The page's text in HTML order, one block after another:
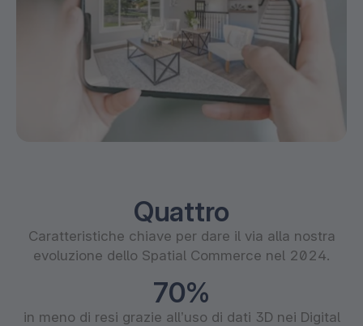
Quattro
Caratteristiche chiave per dare il via alla nostra
evoluzione dello Spatial Commerce nel 2024.
70%
in meno di resi grazie all’uso di dati 3D nei Digital